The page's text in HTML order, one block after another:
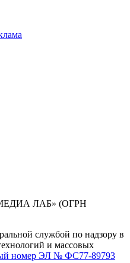
ЛАБ» (ОГРН
службой по надзору в
и массовых
номер ЭЛ № ФС77-89793